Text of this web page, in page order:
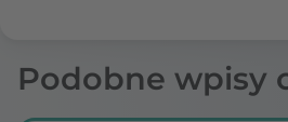
Podobne wpisy